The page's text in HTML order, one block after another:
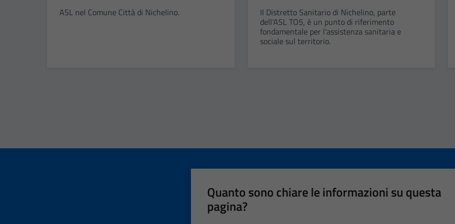
ASL nel Comune Città di Nichelino. Il Distretto Sanitario di Nichelino, parte
dell'ASL TO5, è un punto di riferimento
fondamentale per l'assistenza sanitaria e
sociale sul territorio.
Quanto sono chiare le informazioni su questa
pagina?